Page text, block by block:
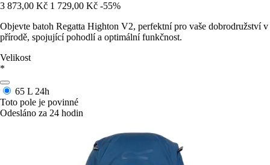
3 873,00 Kč 1 729,00 Kč -55%
Objevte batoh Regatta Highton V2, perfektní pro vaše dobrodružství v
přírodě, spojující pohodlí a optimální funkčnost.
Velikost
*
65 L 24h
Toto pole je povinné
Odesláno za 24 hodin